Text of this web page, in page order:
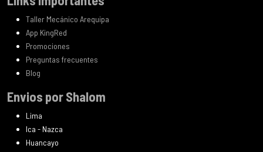
Taller Mecánico Arequipa
App KingRed
Promociones
Preguntas frecuentes
Blog
Envios por Shalom
Lima
Ica - Nazca
Huancayo